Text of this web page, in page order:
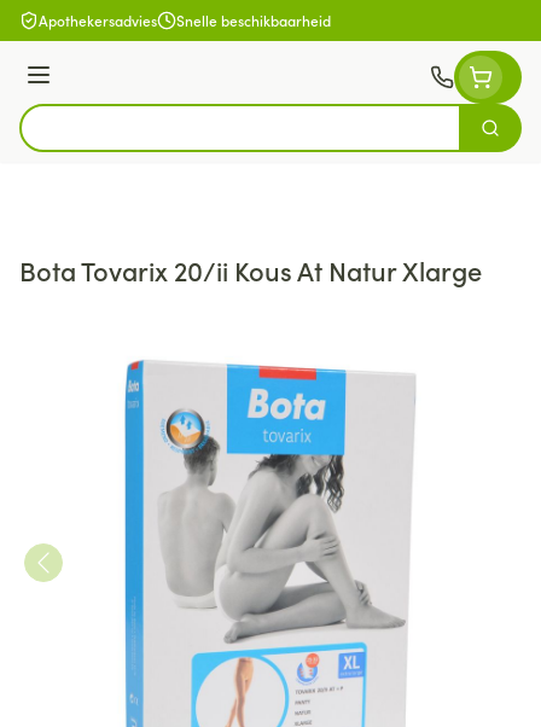
Ga naar de inhoud
Apothekersadvies Snelle beschikbaarheid
Menu
Product, merk, categorie...
Zoek
Bota Tovarix 20/ii Kous At Natur Xlarge